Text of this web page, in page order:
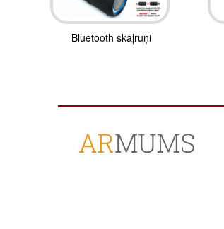
Bluetooth skaļruņi